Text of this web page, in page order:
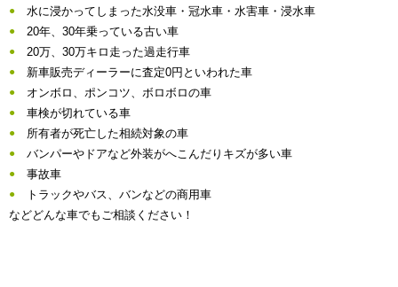
水に浸かってしまった水没車・冠水車・水害車・浸水車
20年、30年乗っている古い車
20万、30万キロ走った過走行車
新車販売ディーラーに査定0円といわれた車
オンボロ、ポンコツ、ボロボロの車
車検が切れている車
所有者が死亡した相続対象の車
バンパーやドアなど外装がへこんだりキズが多い車
事故車
トラックやバス、バンなどの商用車
などどんな車でもご相談ください！